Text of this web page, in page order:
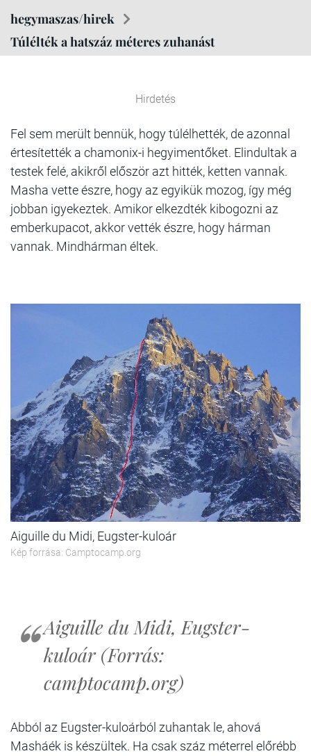
hegymaszas/hirek
Túlélték a hatszáz méteres zuhanást
Hirdetés
Fel sem merült bennük, hogy túlélhették, de azonnal
értesítették a chamonix-i hegyimentőket. Elindultak a
testek felé, akikről először azt hitték, ketten vannak.
Masha vette észre, hogy az egyikük mozog, így még
jobban igyekeztek. Amikor elkezdték kibogozni az
emberkupacot, akkor vették észre, hogy hárman
vannak. Mindhárman éltek.
Aiguille du Midi, Eugster-kuloár
Kép forrása: Camptocamp.org
Aiguille du Midi, Eugster-
kuloár (Forrás:
camptocamp.org)
Abból az Eugster-kuloárból zuhantak le, ahová
Masháék is készültek. Ha csak száz méterrel előrébb